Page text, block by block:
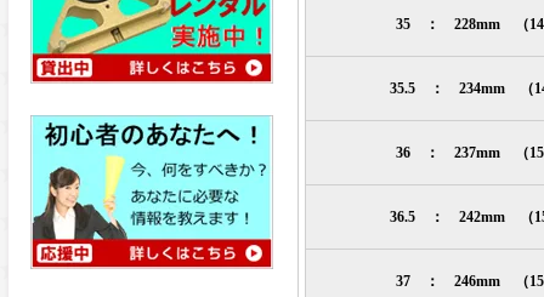
35 ： 228mm （
35.5 ： 234mm （
36 ： 237mm （
36.5 ： 242mm （
37 ： 246mm （